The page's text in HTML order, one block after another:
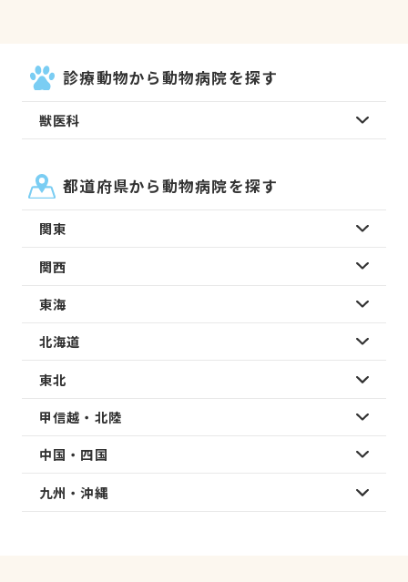
診療動物から動物病院を探す
獣医科
都道府県から動物病院を探す
関東
関西
東海
北海道
東北
甲信越・北陸
中国・四国
九州・沖縄